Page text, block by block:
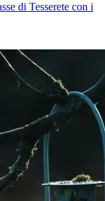
di Tesserete con i